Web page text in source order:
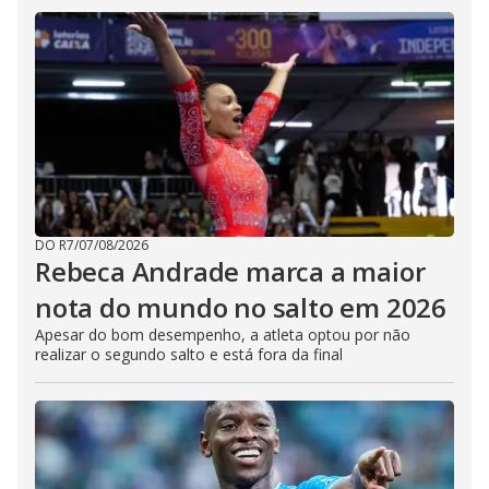
DO R7/07/08/2026
Rebeca Andrade marca a maior
nota do mundo no salto em 2026
Apesar do bom desempenho, a atleta optou por não
realizar o segundo salto e está fora da final